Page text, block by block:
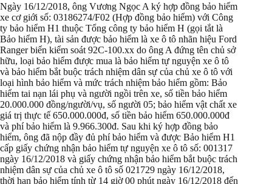
Ngày 16/12/2018, ông Vương Ngọc A ký hợp đồng bảo hiểm
xe cơ giới số: 03186274/F02 (Hợp đồng bảo hiểm) với Công
ty bảo hiểm H1 thuộc Tổng công ty bảo hiểm H (gọi tắt là
Bảo hiểm H), tài sản được bảo hiểm là xe ô tô nhãn hiệu Ford
Ranger biển kiểm soát 92C-100.xx do ông A đứng tên chủ sở
hữu, loại bảo hiểm được mua là bảo hiểm tự nguyện xe ô tô
và bảo hiểm bắt buộc trách nhiệm dân sự của chủ xe ô tô với
loại hình bảo hiểm và mức trách nhiệm bảo hiểm gồm: Bảo
hiểm tai nạn lái phụ và người ngồi trên xe, số tiền bảo hiểm
20.000.000 đồng/người/vụ, số người 05; bảo hiểm vật chất xe
giá trị thực tế 650.000.000đ, số tiền bảo hiểm 650.000.000đ
và phí bảo hiểm là 9.966.300đ. Sau khi ký hợp đồng bảo
hiểm, ông đã nộp đầy đủ phí bảo hiểm và được Bảo hiểm H1
cấp giấy chứng nhận bảo hiểm tự nguyện xe ô tô số: 001317
ngày 16/12/2018 và giấy chứng nhận bảo hiểm bắt buộc trách
nhiệm dân sự của chủ xe ô tô số 021729 ngày 16/12/2018,
thời hạn bảo hiểm tính từ 14 giờ 00 phút ngày 16/12/2018 đến